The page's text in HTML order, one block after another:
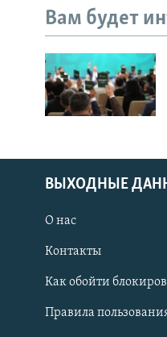
Вам будет
ВЫХОДНЫЕ
О нас
Контакты
Как обойти
Правила